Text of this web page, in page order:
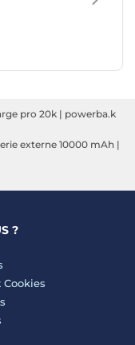
pro 20k | powerba.k
externe 10000 mAh |
?
Cookies